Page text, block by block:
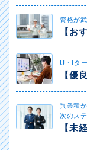
資格が
【お
U・Iタ
【優
異業種
次のス
【未